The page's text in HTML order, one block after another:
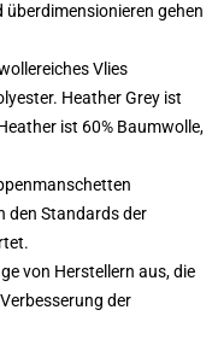
überdimensionieren gehen
Vlies
Heather Grey ist
ist 60% Baumwolle,
den Standards der
von Herstellern aus, die
der